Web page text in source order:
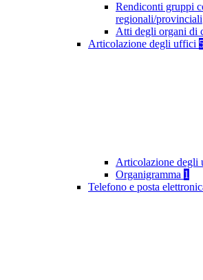
Rendiconti gruppi
regionali/provinciali
Atti degli organi di
Articolazione degli uffici
Articolazione degli
Organigramma 1
Telefono e posta